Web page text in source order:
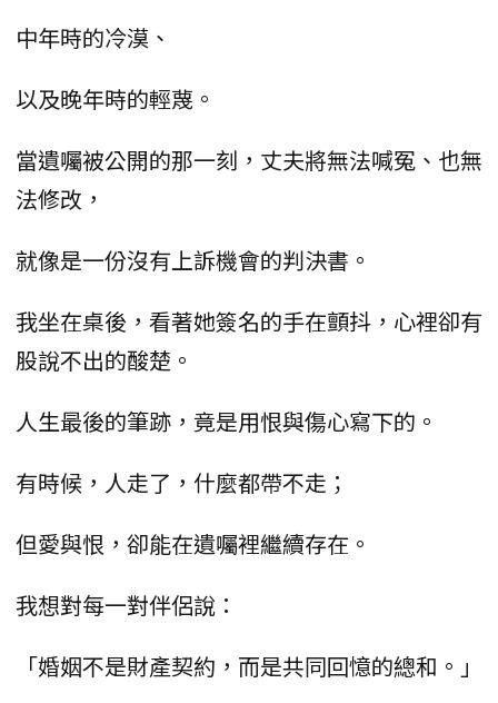
中年時的冷漠、
以及晚年時的輕蔑。
當遺囑被公開的那一刻，丈夫將無法喊冤、也無
法修改，
就像是一份沒有上訴機會的判決書。
我坐在桌後，看著她簽名的手在顫抖，心裡卻有
股說不出的酸楚。
人生最後的筆跡，竟是用恨與傷心寫下的。
有時候，人走了，什麼都帶不走；
但愛與恨，卻能在遺囑裡繼續存在。
我想對每一對伴侶說：
「婚姻不是財產契約，而是共同回憶的總和。」